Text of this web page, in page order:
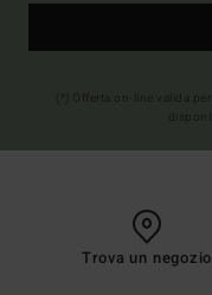
Trova un negozio